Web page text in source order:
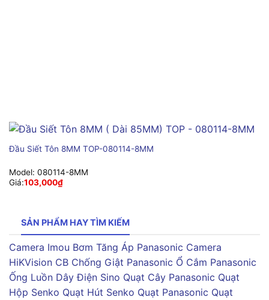
Đầu Siết Tôn 8MM TOP-080114-8MM
Model: 080114-8MM
Giá:103,000₫
SẢN PHẨM HAY TÌM KIẾM
Camera Imou Bơm Tăng Áp Panasonic Camera
HiKVision CB Chống Giật Panasonic Ổ Cắm Panasonic
Ống Luồn Dây Điện Sino Quạt Cây Panasonic Quạt
Hộp Senko Quạt Hút Senko Quạt Panasonic Quạt